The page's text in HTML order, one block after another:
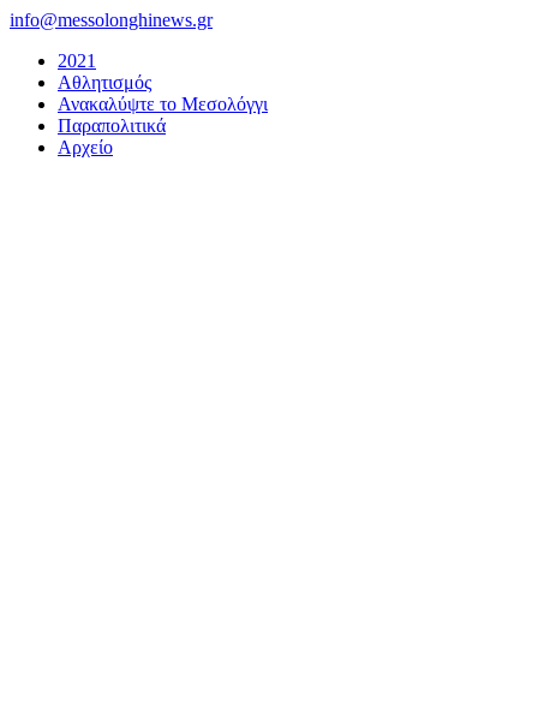
Μετάβαση
περιεχόμενο
info@messolonghinews.gr
2021
Αθλητισμός
Ανακαλύψτε το Μεσολόγγι
Παραπολιτικά
Αρχείο